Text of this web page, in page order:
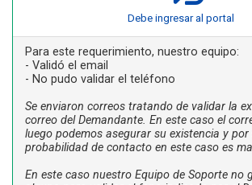
Debe ingresar al portal
Para este requerimiento, nuestro equipo:
- Validó el email
- No pudo validar el teléfono
Se enviaron correos tratando de validar la
correo del Demandante. En este caso el
luego podemos asegurar su existencia y por
probabilidad de contacto en este caso es
En este caso nuestro Equipo de Soporte no